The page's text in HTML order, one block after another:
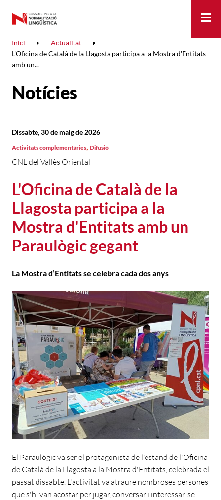
Inici
Actualitat
L'Oficina de Català de la Llagosta participa a la Mostra d'Entitats
amb un...
Notícies
L'Oficina de Català de la
Llagosta participa a la
Mostra d'Entitats amb un
Paraulògic gegant
CNL del Vallès Oriental
Dissabte, 30 de maig de 2026
Activitats complementàries, Difusió
La Mostra d’Entitats se celebra cada dos anys
El Paraulògic va ser el protagonista de l'estand de l'Oficina
de Català de la Llagosta a la Mostra d'Entitats, celebrada el
passat dissabte. L'activitat va atraure nombroses persones
que s'hi van acostar per jugar, conversar i interessar-se